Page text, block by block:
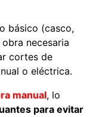
básico (casco,
necesaria
cortes de
o eléctrica.
manual, lo
para evitar